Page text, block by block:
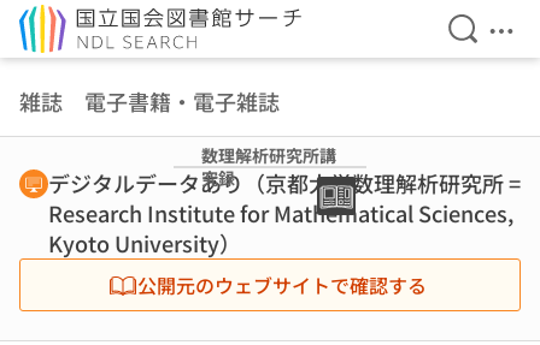
検索を
メ
雑誌 電子書籍・電子雑誌
数理解析研究所講
究録
デジタルデータあり（京都大学数理解析研究所 =
Research Institute for Mathematical Sciences,
Kyoto University）
公開元のウェブサイトで確認する